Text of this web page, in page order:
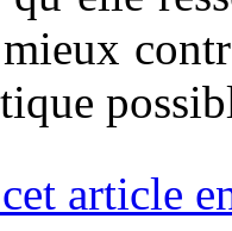
article